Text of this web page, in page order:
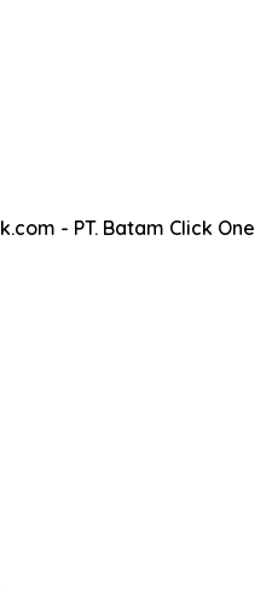
- PT. Batam Click One